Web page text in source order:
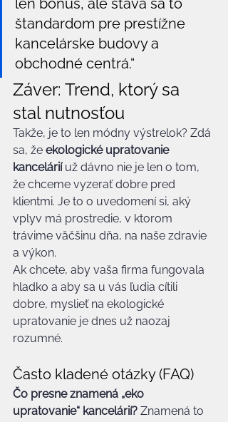
len bonus, ale stáva sa to
štandardom pre prestížne
kancelárske budovy a
obchodné centrá.“
Záver: Trend, ktorý sa
stal nutnosťou
Takže, je to len módny výstrelok? Zdá
sa, že ekologické upratovanie
kancelárií už dávno nie je len o tom,
že chceme vyzerať dobre pred
klientmi. Je to o uvedomení si, aký
vplyv má prostredie, v ktorom
trávime väčšinu dňa, na naše zdravie
a výkon.
Ak chcete, aby vaša firma fungovala
hladko a aby sa u vás ľudia cítili
dobre, myslieť na ekologické
upratovanie je dnes už naozaj
rozumné.
Často kladené otázky (FAQ)
Čo presne znamená „eko
upratovanie“ kancelárií? Znamená to